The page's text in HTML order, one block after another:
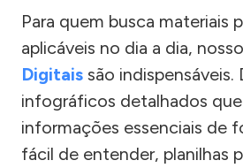
Para quem busca materiais
aplicáveis no dia a dia,
Digitais são indispensáveis.
infográficos detalhados
informações essenciais de
fácil de entender, planilhas